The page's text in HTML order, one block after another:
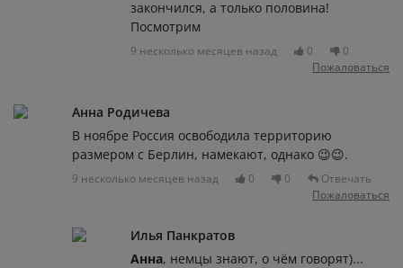
закончился, а только половина!
Посмотрим
9 несколько месяцев назад 0
0
Пожаловаться
Анна Родичева
В ноябре Россия освободила территорию
размером с Берлин, намекают, однако 😉😉.
9 несколько месяцев назад 0 0
Отвечать
Пожаловаться
Илья Панкратов
Анна, немцы знают, о чём говорят)...